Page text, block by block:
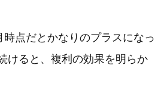
点だとかなりのプラスになっ
けると、複利の効果を明らか